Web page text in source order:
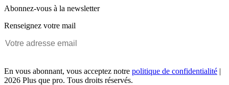
Abonnez-vous à la newsletter
Renseignez votre mail
En vous abonnant, vous acceptez notre politique de confidentialité |
2026 Plus que pro. Tous droits réservés.